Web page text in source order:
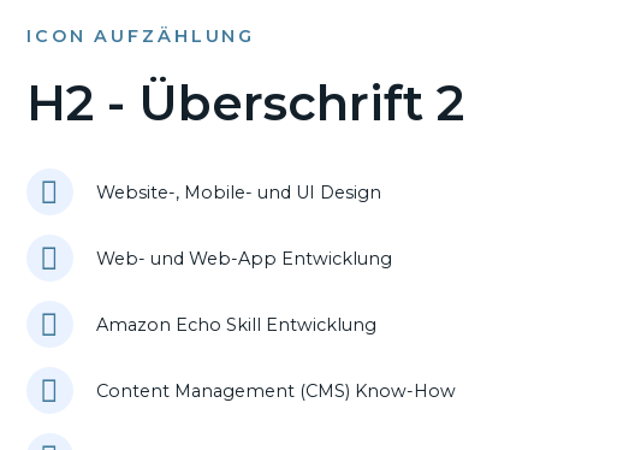
ICON AUFZÄHLUNG
H2 - Überschrift 2
Website-, Mobile- und UI Design
Web- und Web-App Entwicklung
Amazon Echo Skill Entwicklung
Content Management (CMS) Know-How